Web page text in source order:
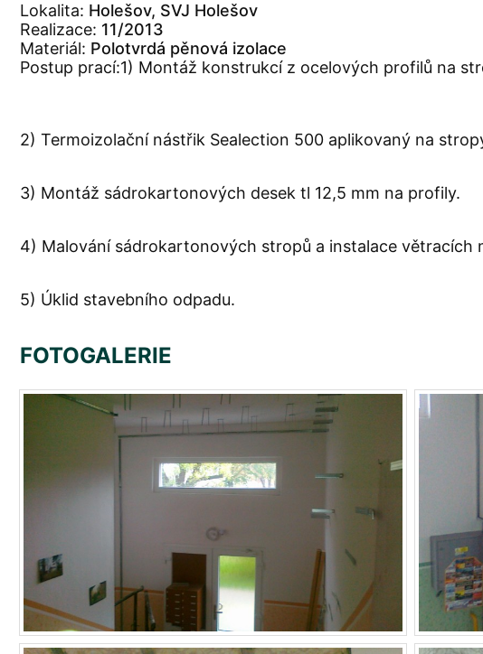
Lokalita: Holešov, SVJ Holešov
Realizace: 11/2013
Materiál: Polotvrdá pěnová izolace
Postup prací:1) Montáž konstrukcí z ocelových profilů na
2) Termoizolační nástřik Sealection 500 aplikovaný na
3) Montáž sádrokartonových desek tl 12,5 mm na profily.
4) Malování sádrokartonových stropů a instalace větracích
5) Úklid stavebního odpadu.
FOTOGALERIE